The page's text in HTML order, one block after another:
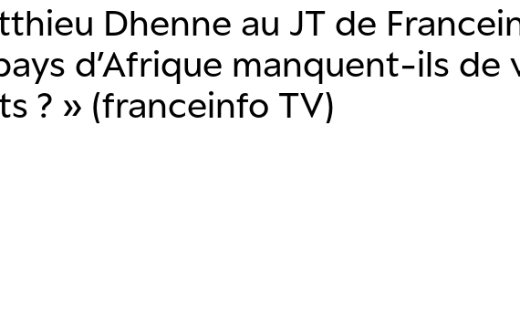
Dhenne au JT de
d’Afrique manquent-ils de
? » (franceinfo TV)